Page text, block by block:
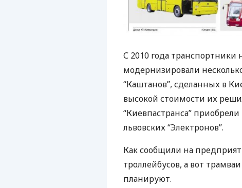
С 2010 года транспортники
модернизировали
“Каштанов”, сделанных в
высокой стоимости их
“Киевпастранса”
львовских “Электронов”.
Как сообщили на
троллейбусов, а вот
планируют.